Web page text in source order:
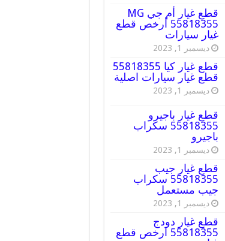
قطع غيار أم جي MG
55818355 أرخص قطع
غيار سيارات
ديسمبر 1, 2023
قطع غيار كيا 55818355
قطع غيار سيارات اصلية
ديسمبر 1, 2023
قطع غيار باجيرو
55818355 سكراب
باجيرو
ديسمبر 1, 2023
قطع غيار جيب
55818355 سكراب
جيب مستعمل
ديسمبر 1, 2023
قطع غيار دودج
55818355 ارخص قطع